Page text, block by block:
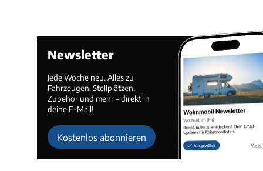
Newsletter
Jede Woche neu. Alles zu
Fahrzeugen, Stellplätzen,
Zubehör und mehr – direkt in
deine E-Mail!
Kostenlos abonnieren